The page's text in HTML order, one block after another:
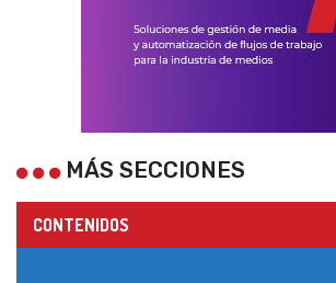
MÁS SECCIONES
CONTENIDOS